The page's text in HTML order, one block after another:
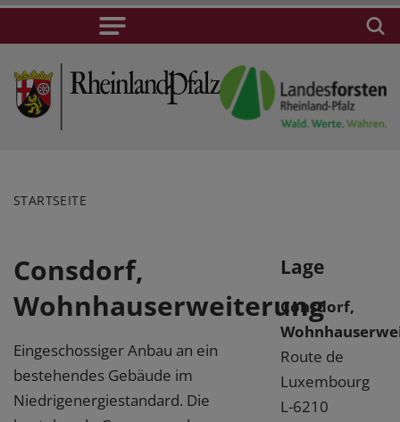
STARTSEITE
Consdorf,
Wohnhauserweiterung
Eingeschossiger Anbau an ein
bestehendes Gebäude im
Niedrigenergiestandard. Die
Lage
Consdorf,
Route de
Luxembourg
L-6210